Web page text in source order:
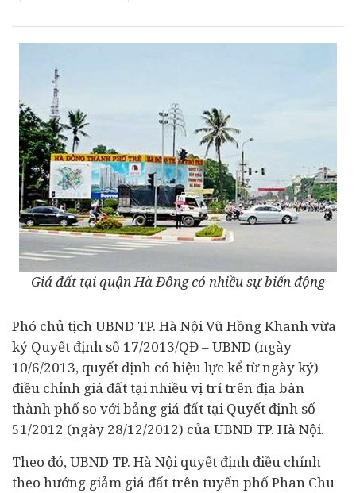
Giá đất tại quận Hà Đông có nhiều sự biến động
Phó chủ tịch UBND TP. Hà Nội Vũ Hồng Khanh vừa
ký Quyết định số 17/2013/QĐ – UBND (ngày
10/6/2013, quyết định có hiệu lực kể từ ngày ký)
điều chỉnh giá đất tại nhiều vị trí trên địa bàn
thành phố so với bảng giá đất tại Quyết định số
51/2012 (ngày 28/12/2012) của UBND TP. Hà Nội.
Theo đó, UBND TP. Hà Nội quyết định điều chỉnh
theo hướng giảm giá đất trên tuyến phố Phan Chu